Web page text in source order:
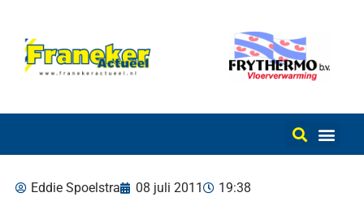
Eddie Spoelstra 08 juli 2011
19:38